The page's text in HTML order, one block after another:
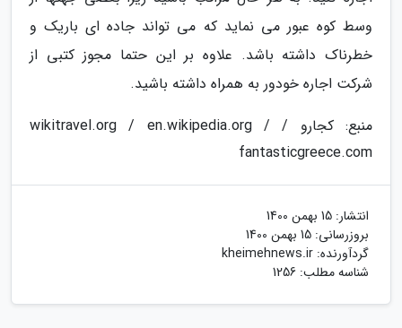
وسط کوه عبور می نماید که می تواند جاده ای باریک و
خطرناک داشته باشد. علاوه بر این حتما مجوز کتبی از
شرکت اجاره خودور به همراه داشته باشید.
منبع: کجارو / wikitravel.org / en.wikipedia.org /
fantasticgreece.com
انتشار: 15 بهمن 1400
بروزرسانی: 15 بهمن 1400
گردآورنده: kheimehnews.ir
شناسه مطلب: 1256